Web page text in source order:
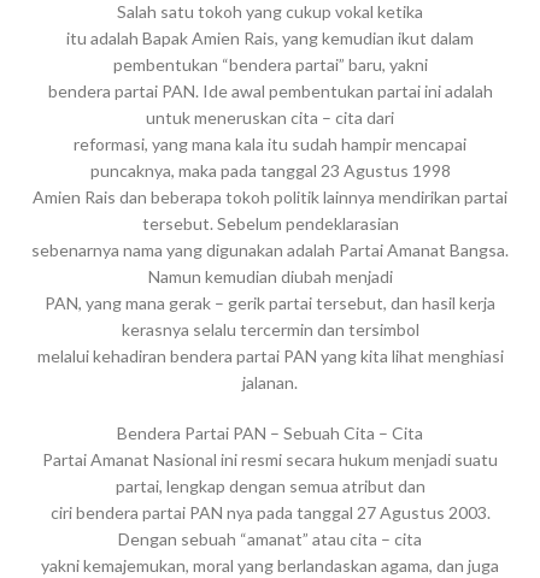
Salah satu tokoh yang cukup vokal ketika
itu adalah Bapak Amien Rais, yang kemudian ikut dalam
pembentukan “bendera partai” baru, yakni
bendera partai PAN. Ide awal pembentukan partai ini adalah
untuk meneruskan cita – cita dari
reformasi, yang mana kala itu sudah hampir mencapai
puncaknya, maka pada tanggal 23 Agustus 1998
Amien Rais dan beberapa tokoh politik lainnya mendirikan partai
tersebut. Sebelum pendeklarasian
sebenarnya nama yang digunakan adalah Partai Amanat Bangsa.
Namun kemudian diubah menjadi
PAN, yang mana gerak – gerik partai tersebut, dan hasil kerja
kerasnya selalu tercermin dan tersimbol
melalui kehadiran bendera partai PAN yang kita lihat menghiasi
jalanan.
Bendera Partai PAN – Sebuah Cita – Cita
Partai Amanat Nasional ini resmi secara hukum menjadi suatu
partai, lengkap dengan semua atribut dan
ciri bendera partai PAN nya pada tanggal 27 Agustus 2003.
Dengan sebuah “amanat” atau cita – cita
yakni kemajemukan, moral yang berlandaskan agama, dan juga